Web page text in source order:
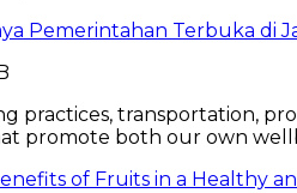
Pemerintahan Terbuka di
of Fruits in a Healthy